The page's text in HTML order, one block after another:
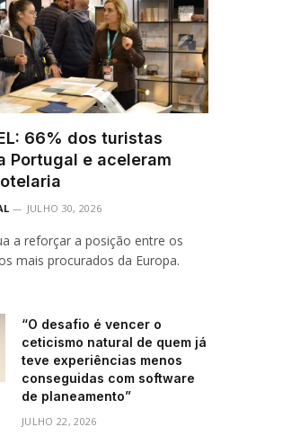
66% dos turistas
Portugal e aceleram
JULHO 30, 2026
a reforçar a posição entre os
mais procurados da Europa.
“O desafio é vencer o
ceticismo natural de quem já
teve experiências menos
conseguidas com software
de planeamento”
JULHO 22, 2026